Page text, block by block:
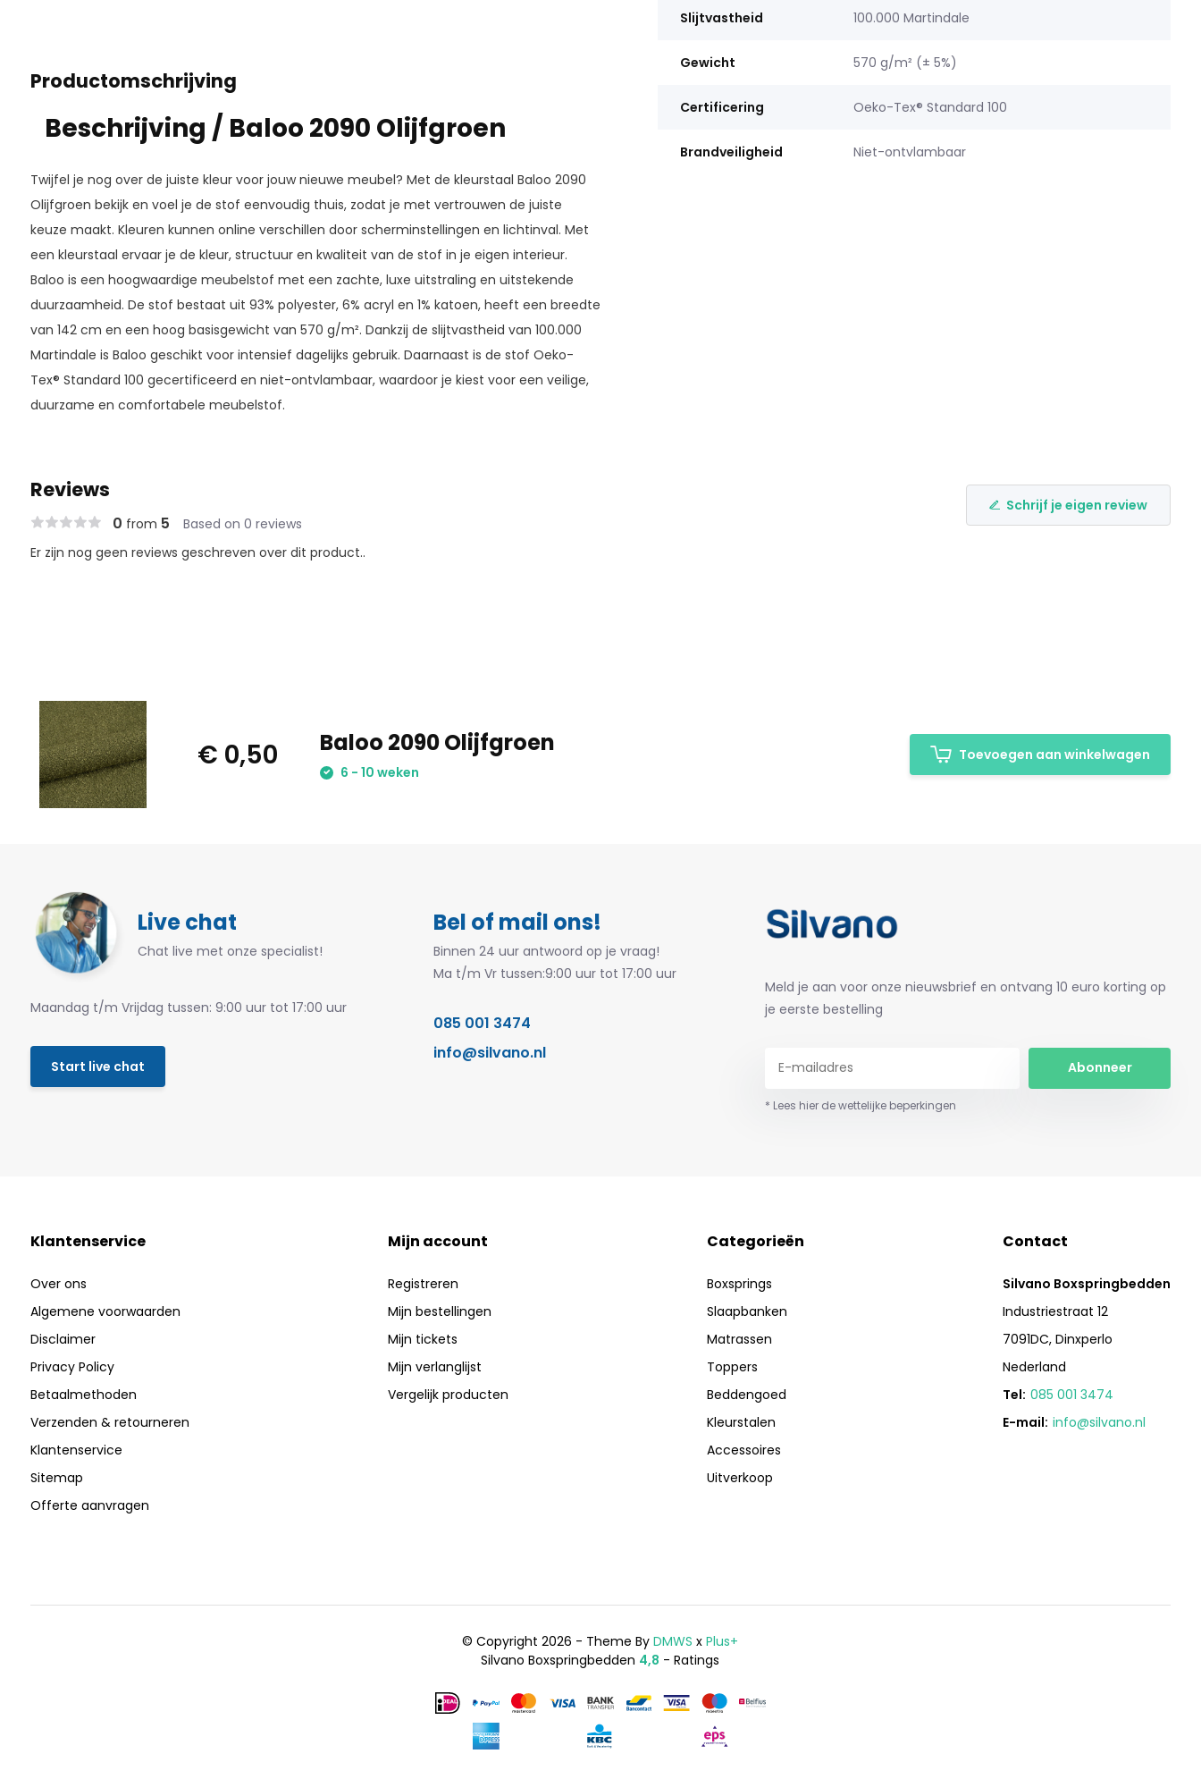
Productomschrijving
Beschrijving / Baloo 2090 Olijfgroen
Twijfel je nog over de juiste kleur voor jouw nieuwe meubel? Met de kleurstaal Baloo 2090
Olijfgroen bekijk en voel je de stof eenvoudig thuis, zodat je met vertrouwen de juiste
keuze maakt. Kleuren kunnen online verschillen door scherminstellingen en lichtinval. Met
een kleurstaal ervaar je de kleur, structuur en kwaliteit van de stof in je eigen interieur.
Baloo is een hoogwaardige meubelstof met een zachte, luxe uitstraling en uitstekende
duurzaamheid. De stof bestaat uit 93% polyester, 6% acryl en 1% katoen, heeft een breedte
van 142 cm en een hoog basisgewicht van 570 g/m². Dankzij de slijtvastheid van 100.000
Martindale is Baloo geschikt voor intensief dagelijks gebruik. Daarnaast is de stof Oeko-
Tex® Standard 100 gecertificeerd en niet-ontvlambaar, waardoor je kiest voor een veilige,
duurzame en comfortabele meubelstof.
Slijtvastheid 100.000 Martindale
Gewicht 570 g/m² (± 5%)
Certificering Oeko-Tex® Standard 100
Brandveiligheid Niet-ontvlambaar
Reviews
0 from 5 Based on 0 reviews
Schrijf je eigen review
Er zijn nog geen reviews geschreven over dit product..
€ 0,50 Baloo 2090 Olijfgroen
6 - 10 weken
Toevoegen aan winkelwagen
Live chat
Chat live met onze specialist!
Maandag t/m Vrijdag tussen: 9:00 uur tot 17:00 uur
Start live chat
Bel of mail ons!
Binnen 24 uur antwoord op je vraag!
Ma t/m Vr tussen:9:00 uur tot 17:00 uur
085 001 3474
info@silvano.nl
Meld je aan voor onze nieuwsbrief en ontvang 10 euro korting op
je eerste bestelling
Abonneer
* Lees hier de wettelijke beperkingen
Klantenservice
Over ons
Algemene voorwaarden
Disclaimer
Privacy Policy
Betaalmethoden
Verzenden & retourneren
Klantenservice
Sitemap
Offerte aanvragen
Mijn account
Registreren
Mijn bestellingen
Mijn tickets
Mijn verlanglijst
Vergelijk producten
Categorieën
Boxsprings
Slaapbanken
Matrassen
Toppers
Beddengoed
Kleurstalen
Accessoires
Uitverkoop
Contact
Silvano Boxspringbedden
Industriestraat 12
7091DC, Dinxperlo
Nederland
Tel: 085 001 3474
E-mail: info@silvano.nl
© Copyright 2026 - Theme ByDMWS xPlus+
Silvano Boxspringbedden 4,8 - Ratings